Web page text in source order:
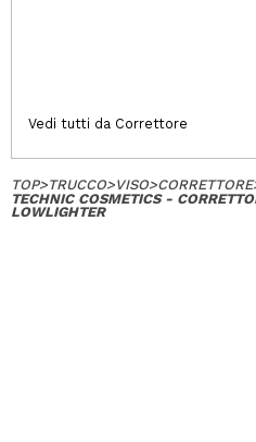
Vedi tutti da Correttore
TOP>TRUCCO>VISO>CORRETTORE
TECHNIC COSMETICS -
LOWLIGHTER